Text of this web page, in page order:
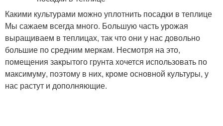
Какими культурами можно уплотнить посадки в теплице
Мы сажаем всегда много. Большую часть урожая
выращиваем в теплицах, так что они у нас довольно
большие по средним меркам. Несмотря на это,
помещения закрытого грунта хочется использовать по
максимуму, поэтому в них, кроме основной культуры, у
нас растут и дополняющие.